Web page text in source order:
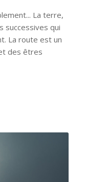
La terre,
successives qui
La route est un
des êtres